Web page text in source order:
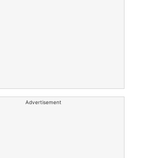
Advertisement